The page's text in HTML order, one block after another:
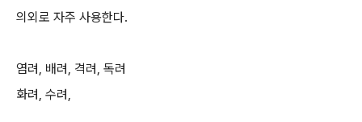
의외로 자주 사용한다.
염려, 배려, 격려, 독려
화려, 수려,